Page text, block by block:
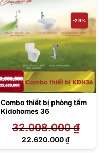
15.632.000 ₫.
-29%
Combo thiết bị phòng tắm
Kidohomes 36
32.008.000₫
Giá
22.620.000₫
Giá